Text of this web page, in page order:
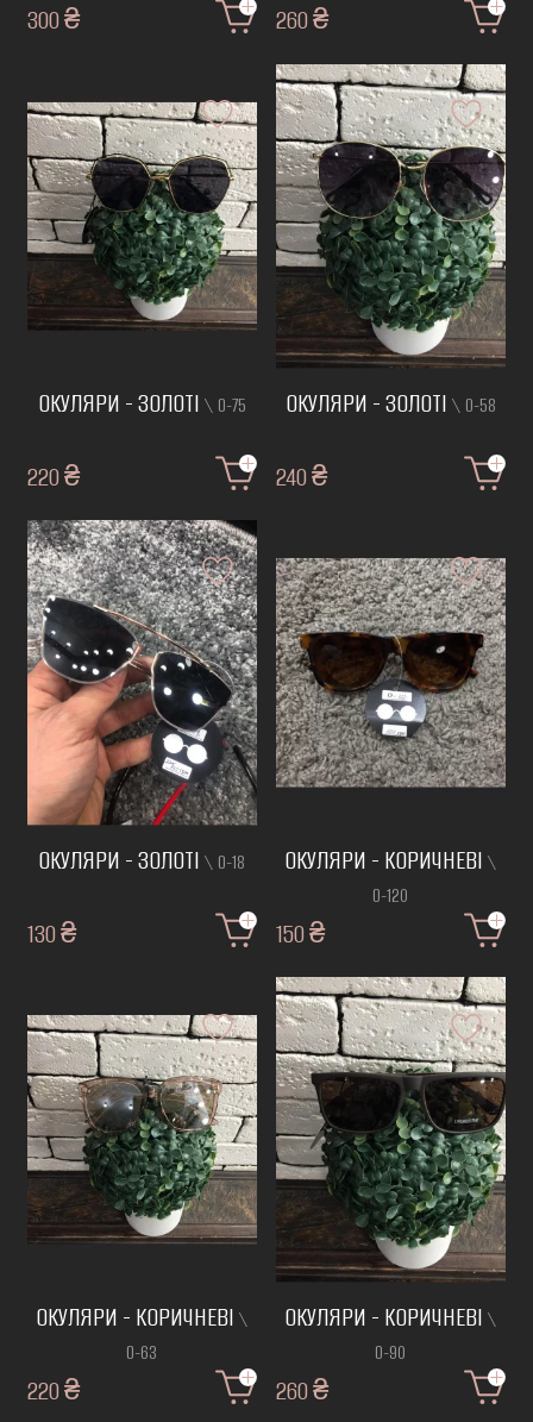
300 ₴ 260 ₴
ОКУЛЯРИ - ЗОЛОТІ \ О-75
220 ₴
ОКУЛЯРИ - ЗОЛОТІ \ О-58
240 ₴
ОКУЛЯРИ - ЗОЛОТІ \ О-18
130 ₴
ОКУЛЯРИ - КОРИЧНЕВІ \
О-120
150 ₴
ОКУЛЯРИ - КОРИЧНЕВІ \
О-63
220 ₴
ОКУЛЯРИ - КОРИЧНЕВІ \
О-90
260 ₴